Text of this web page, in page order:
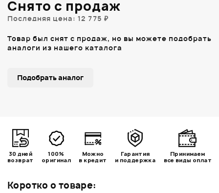
Коротко о товаре:
Снято с продаж
Последняя цена: 12 775 ₽
Товар был снят с продаж, но вы можете подобрать
аналоги из нашего каталога
Подобрать аналог
30 дней
возврат
100%
оригинал
Можно
в кредит
Гарантия
и поддержка
Принимаем
все виды оплат